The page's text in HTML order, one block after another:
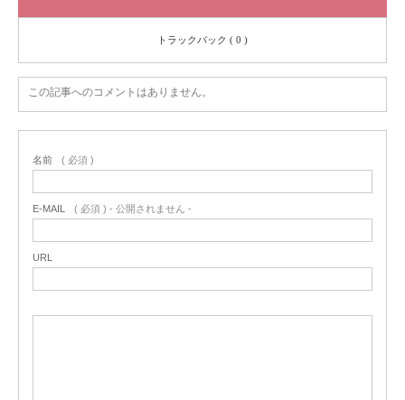
トラックバック ( 0 )
この記事へのコメントはありません。
名前 ( 必須 )
E-MAIL ( 必須 ) - 公開されません -
URL